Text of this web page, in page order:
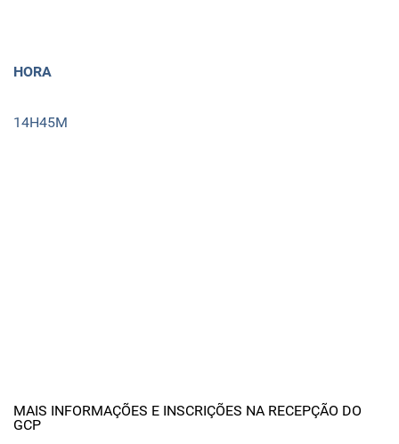
HORA
14H45M
MAIS INFORMAÇÕES E INSCRIÇÕES NA RECEPÇÃO DO
GCP